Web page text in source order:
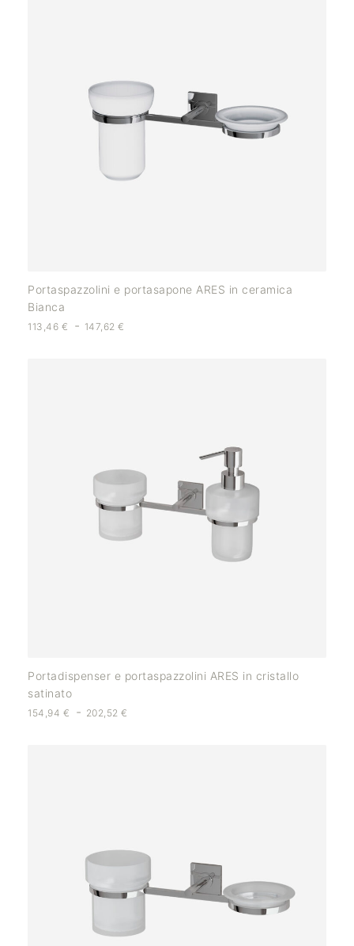
Portaspazzolini e portasapone ARES in ceramica
Bianca
113,46 € - 147,62€
Portadispenser e portaspazzolini ARES in cristallo
satinato
154,94 € - 202,52€